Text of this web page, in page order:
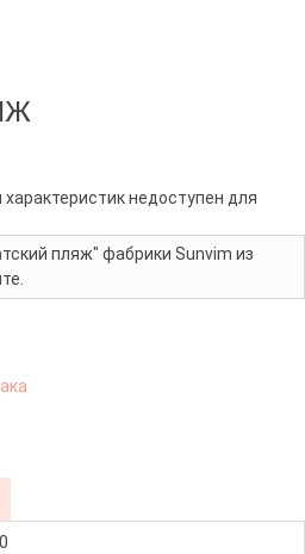
недоступен для
пляж" фабрики Sunvim из